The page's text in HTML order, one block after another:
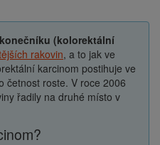
(kolorektální
rakovin, a to jak ve
karcinom postihuje ve
četnost roste. V roce 2006
řadily na druhé místo v